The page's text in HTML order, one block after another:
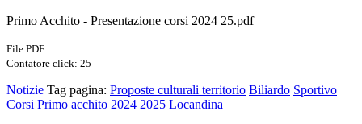
Primo Acchito - Presentazione corsi 2024 25.pdf
File PDF
Contatore click: 25
Notizie Tag pagina: Proposte culturali territorio Biliardo Sportivo
Corsi Primo acchito 2024 2025 Locandina